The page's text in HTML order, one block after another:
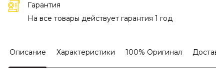
Гарантия
На все товары действует гарантия 1 год
Описание Характеристики 100% Оригинал